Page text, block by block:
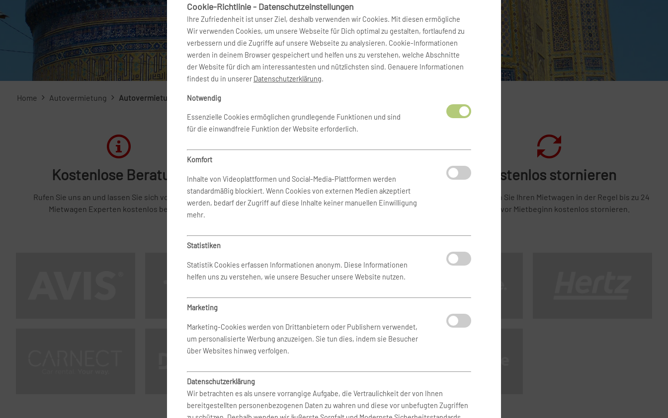
Home Autovermietung Autovermietung Usbekistan
Kostenlose Beratung
Rufen Sie uns an und lassen Sie sich von unseren
Mietwagen Experten kostenlos beraten.
Weltweit vertreten
Buchen Sie Ihren Mietwagen überall auf der Welt bei mehr
als 80.000 Standorten.
Kostenlos stornieren
Bei uns können Sie Ihren Mietwagen in der Regel bis zu 24
Stunden vor Mietbeginn kostenlos stornieren.
Cookie-Richtlinie - Datenschutzeinstellungen
Ihre Zufriedenheit ist unser Ziel, deshalb verwenden wir Cookies. Mit diesen ermögliche
Wir verwenden Cookies, um unsere Webseite für Dich optimal zu gestalten, fortlaufend zu
verbessern und die Zugriffe auf unsere Webseite zu analysieren. Cookie-Informationen
werden in deinem Browser gespeichert und helfen uns zu verstehen, welche Abschnitte
der Website für dich am interessantesten und nützlichsten sind. Genauere Informationen
findest du in unserer Datenschutzerklärung.
Notwendig
Essenzielle Cookies ermöglichen grundlegende Funktionen und sind
für die einwandfreie Funktion der Website erforderlich.
Komfort
Inhalte von Videoplattformen und Social-Media-Plattformen werden
standardmäßig blockiert. Wenn Cookies von externen Medien akzeptiert
werden, bedarf der Zugriff auf diese Inhalte keiner manuellen Einwilligung
mehr.
Statistiken
Statistik Cookies erfassen Informationen anonym. Diese Informationen
helfen uns zu verstehen, wie unsere Besucher unsere Website nutzen.
Marketing
Marketing-Cookies werden von Drittanbietern oder Publishern verwendet,
um personalisierte Werbung anzuzeigen. Sie tun dies, indem sie Besucher
über Websites hinweg verfolgen.
Datenschutzerklärung
Wir betrachten es als unsere vorrangige Aufgabe, die Vertraulichkeit der von Ihnen
bereitgestellten personenbezogenen Daten zu wahren und diese vor unbefugten Zugriffen